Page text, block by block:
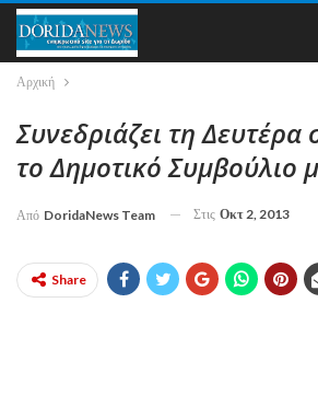
Αρχική
Συνεδριάζει τη Δευτέρα
το Δημοτικό Συμβούλιο
Από DoridaNews Team Στις Οκτ 2, 2013
Share